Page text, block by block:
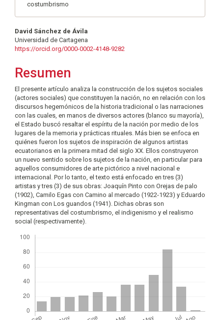
costumbrismo
Contenido
principal
artículo
David Sánchez de Ávila
Universidad de Cartagena
https://orcid.org/0000-0002-4148-9282
Resumen
El presente artículo analiza la construcción de los sujetos sociales
(actores sociales) que constituyen la nación, no en relación con los
discursos hegemónicos de la historia tradicional o las narraciones
con las cuales, en manos de diversos actores (blanco su mayoría),
el Estado buscó resaltar el espíritu de la nación por medio de los
lugares de la memoria y prácticas rituales. Más bien se enfoca en
quiénes fueron los sujetos de inspiración de algunos artistas
ecuatorianos en la primera mitad del siglo XX. Ellos construyeron
un nuevo sentido sobre los sujetos de la nación, en particular para
aquellos consumidores de arte pictórico a nivel nacional e
internacional. Por lo tanto, el texto está enfocado en tres (3)
artistas y tres (3) de sus obras: Joaquín Pinto con Orejas de palo
(1902), Camilo Egas con Camino al mercado (1922-1923) y Eduardo
Kingman con Los guandos (1941). Dichas obras son
representativas del costumbrismo, el indigenismo y el realismo
social (respectivamente).